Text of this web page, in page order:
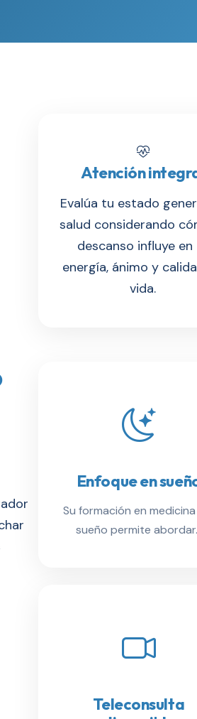
Atención
Evalúa tu estado
salud considerando
descanso influye
energía, ánimo y
vida.
Enfoque en
Su formación en
sueño permite
Teleconsulta